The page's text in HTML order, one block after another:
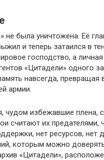
не была уничтожена. Её
и теперь затаился в
господство, а
«Цитадели» одного
навсегда, превращая
армии.
чудом избежавшие плена,
считают их предателями,
нет ресурсов, нет
которым можно
«Цитадели»,